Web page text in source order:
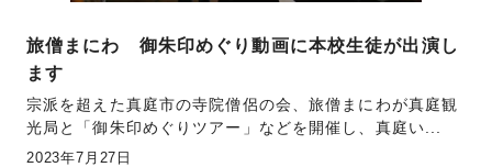
旅僧まにわ 御朱印めぐり動画に本校生徒が出演し
ます
宗派を超えた真庭市の寺院僧侶の会、旅僧まにわが真庭観
光局と「御朱印めぐりツアー」などを開催し、真庭い...
2023年7月27日